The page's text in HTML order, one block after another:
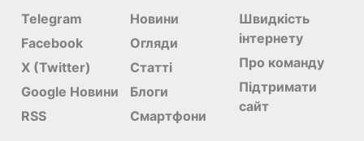
Telegram
Facebook
X (Twitter)
Google Новини
RSS
Новини
Огляди
Статті
Блоги
Смартфони
Швидкість
інтернету
Про команду
Підтримати
сайт